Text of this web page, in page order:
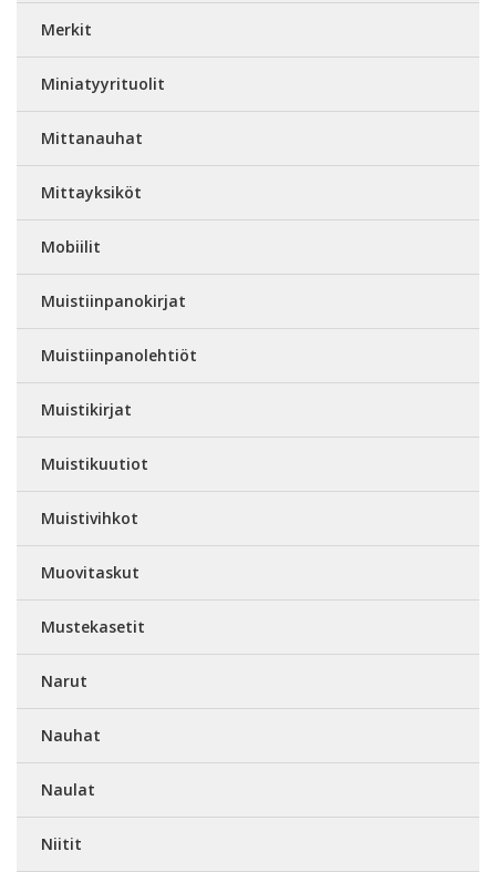
Merkit
Miniatyyrituolit
Mittanauhat
Mittayksiköt
Mobiilit
Muistiinpanokirjat
Muistiinpanolehtiöt
Muistikirjat
Muistikuutiot
Muistivihkot
Muovitaskut
Mustekasetit
Narut
Nauhat
Naulat
Niitit